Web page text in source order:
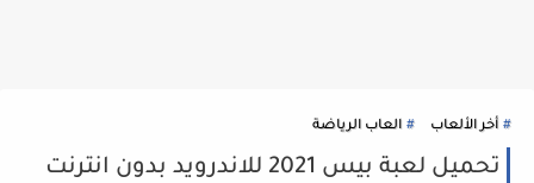
أخر الألعاب العاب الرياضة
تحميل لعبة بيس 2021 للاندرويد بدون انترنت